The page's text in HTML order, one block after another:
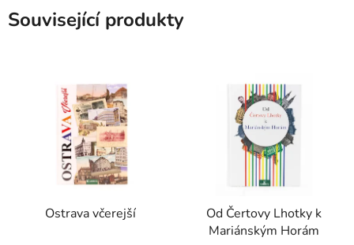
Související produkty
Ostrava včerejší
Od Čertovy Lhotky k
Mariánským Horám